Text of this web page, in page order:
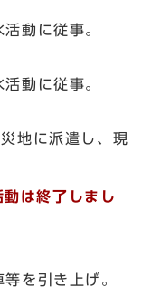
動に従事。
動に従事。
地に派遣し、現
は終了しまし
を引き上げ。